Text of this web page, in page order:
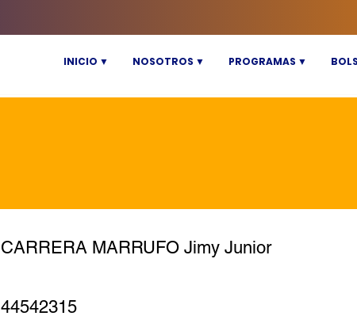
INICIO ▼ NOSOTROS ▼ PROGRAMAS ▼
CARRERA MARRUFO Jimy Junior
44542315